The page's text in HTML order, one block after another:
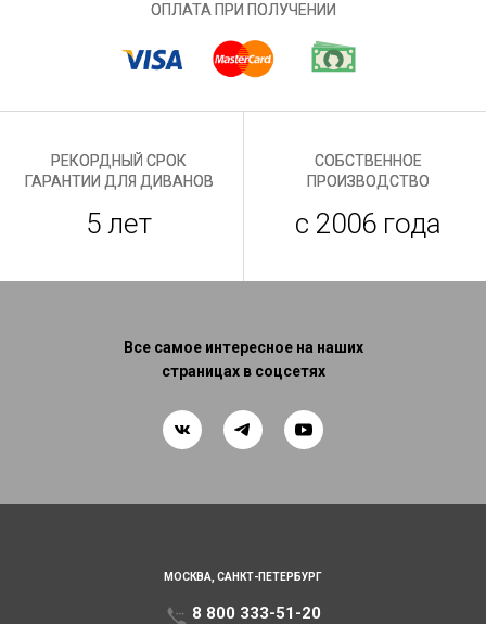
ОПЛАТА ПРИ ПОЛУЧЕНИИ
РЕКОРДНЫЙ СРОК
ГАРАНТИИ ДЛЯ ДИВАНОВ
5 лет
СОБСТВЕННОЕ
ПРОИЗВОДСТВО
с 2006 года
Все самое интересное на наших
страницах в соцсетях
МОСКВА, САНКТ-ПЕТЕРБУРГ
8 800 333-51-20